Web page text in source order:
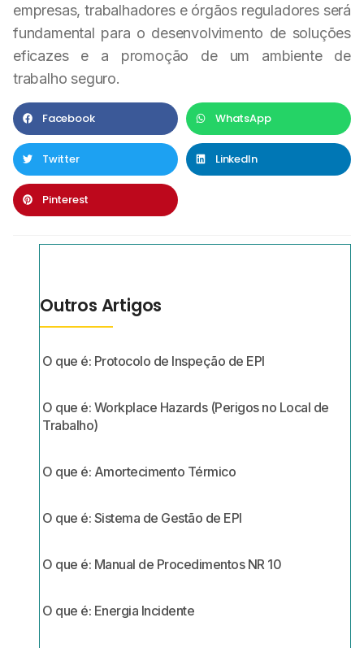
empresas, trabalhadores e órgãos reguladores será
fundamental para o desenvolvimento de soluções
eficazes e a promoção de um ambiente de
trabalho seguro.
Facebook WhatsApp
Twitter LinkedIn
Pinterest
Outros Artigos
O que é: Protocolo de Inspeção de EPI
O que é: Workplace Hazards (Perigos no Local de
Trabalho)
O que é: Amortecimento Térmico
O que é: Sistema de Gestão de EPI
O que é: Manual de Procedimentos NR 10
O que é: Energia Incidente